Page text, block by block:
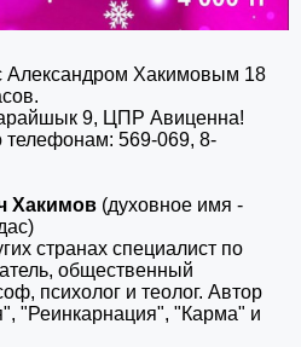
Александром Хакимовым 18
9, ЦПР Авиценна!
телефонам: 569-069, 8-
Хакимов (духовное имя -
странах специалист по
общественный
психолог и теолог. Автор
"Реинкарнация", "Карма" и